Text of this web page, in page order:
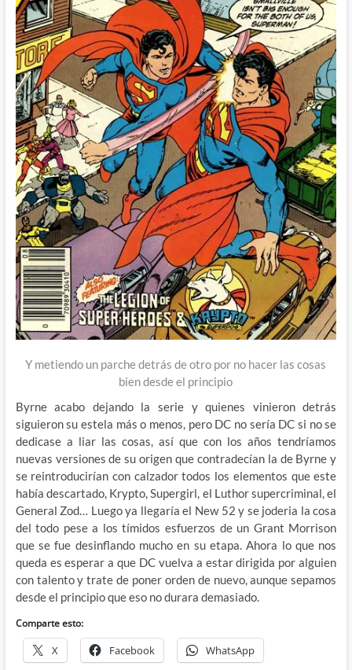
Y metiendo un parche detrás de otro por no hacer las cosas
bien desde el principio
Byrne acabo dejando la serie y quienes vinieron detrás
siguieron su estela más o menos, pero DC no sería DC si no se
dedicase a liar las cosas, así que con los años tendríamos
nuevas versiones de su origen que contradecían la de Byrne y
se reintroducirían con calzador todos los elementos que este
había descartado, Krypto, Supergirl, el Luthor supercriminal, el
General Zod… Luego ya llegaría el New 52 y se joderia la cosa
del todo pese a los tímidos esfuerzos de un Grant Morrison
que se fue desinflando mucho en su etapa. Ahora lo que nos
queda es esperar a que DC vuelva a estar dirigida por alguien
con talento y trate de poner orden de nuevo, aunque sepamos
desde el principio que eso no durara demasiado.
Comparte esto:
X Facebook WhatsApp